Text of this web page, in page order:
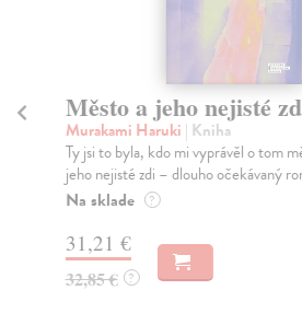
Město a jeho nejisté
Murakami Haruki | Kniha
Ty jsi to byla, kdo mi vyprávěl o tom
jeho nejisté zdi – dlouho očekávaný
Na sklade ?
31,21 €
32,85 € ?